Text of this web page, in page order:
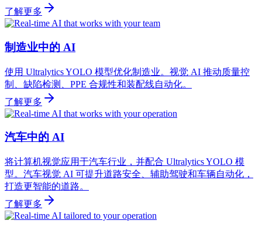
了解更多
制造业中的 AI
使用 Ultralytics YOLO 模型优化制造业。视觉 AI 推动质量控
制、缺陷检测、PPE 合规性和装配线自动化。
了解更多
汽车中的 AI
将计算机视觉应用于汽车行业，并配合 Ultralytics YOLO 模
型。汽车视觉 AI 可提升道路安全、辅助驾驶和车辆自动化，
打造更智能的道路。
了解更多